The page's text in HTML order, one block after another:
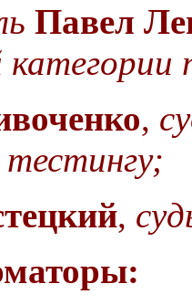
Павел
категории
,
,